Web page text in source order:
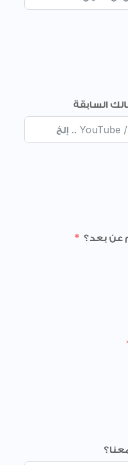
السابقة
عن بعد؟